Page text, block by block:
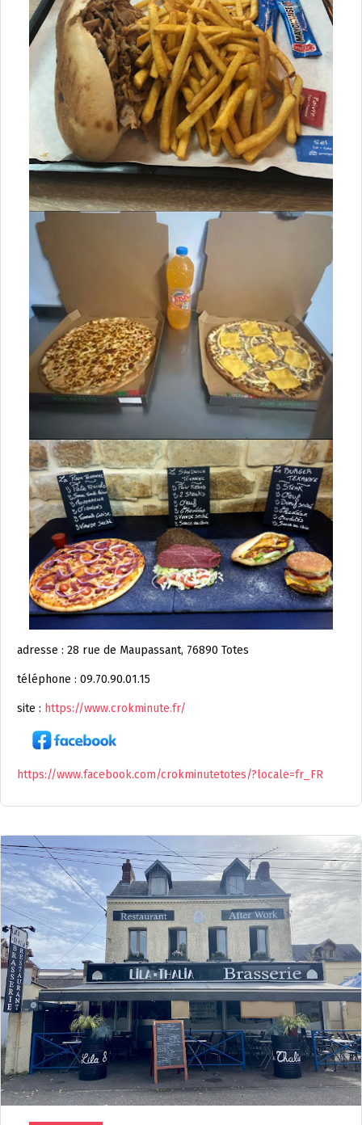
adresse : 28 rue de Maupassant, 76890 Totes
téléphone : 09.70.90.01.15
site : https://www.crokminute.fr/
https://www.facebook.com/crokminutetotes/?locale=fr_FR